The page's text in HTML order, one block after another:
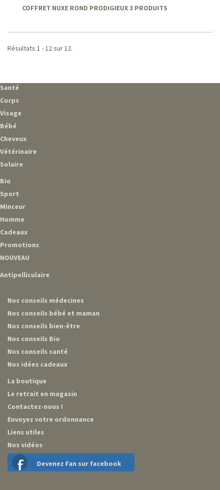
COFFRET NUXE ROND PRODIGIEUX 3 PRODUITS
Résultats 1 - 12 sur 12.
Santé
Corps
Visage
Bébé
Cheveux
Vétérinaire
Solaire
Bio
Sport
Minceur
Homme
Cadeaux
Promotions
NOUVEAU
Antipelliculaire
Nos conseils médecines
Nos conseils bébé et maman
Nos conseils bien-être
Nos conseils Bio
Nos conseils santé
Nos idées cadeaux
La boutique
Le retrait en magasin
Contactez-nous !
Envoyez votre ordonnance
Liens utiles
Nos vidéos
Devenez Fan sur facebook